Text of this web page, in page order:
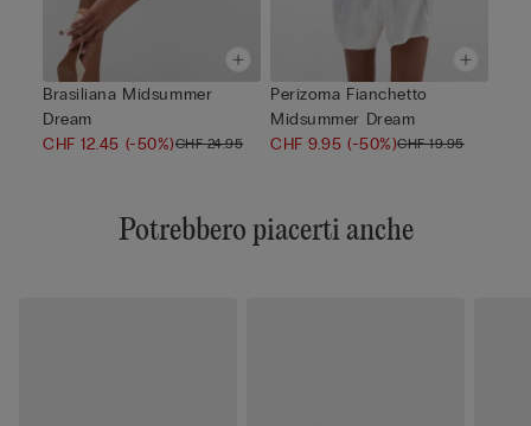
Brasiliana Midsummer
Dream
CHF 12.45 (-50%)CHF 24.95
Perizoma Fianchetto
Midsummer Dream
CHF 9.95(-50%)CHF 19.95
Potrebbero piacerti anche